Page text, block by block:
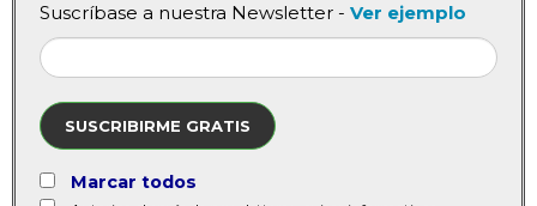
Suscríbase a nuestra Newsletter - Ver ejemplo
SUSCRIBIRME GRATIS
Marcar todos